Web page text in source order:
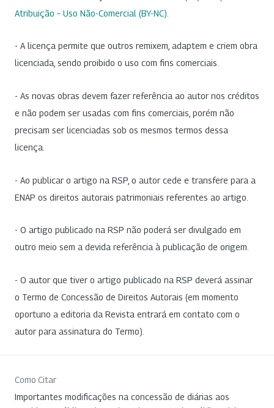
Atribuição – Uso Não-Comercial (BY-NC)
- A licença permite que outros remixem, adaptem e criem obra
licenciada, sendo proibido o uso com fins comerciais.
- As novas obras devem fazer referência ao autor nos créditos
e não podem ser usadas com fins comerciais, porém não
precisam ser licenciadas sob os mesmos termos dessa
licença.
- Ao publicar o artigo na RSP, o autor cede e transfere para a
ENAP os direitos autorais patrimoniais referentes ao artigo.
- O artigo publicado na RSP não poderá ser divulgado em
outro meio sem a devida referência à publicação de origem.
- O autor que tiver o artigo publicado na RSP deverá assinar
o Termo de Concessão de Direitos Autorais (em momento
oportuno a editoria da Revista entrará em contato com o
autor para assinatura do Termo).
Como Citar
Importantes modificações na concessão de diárias aos